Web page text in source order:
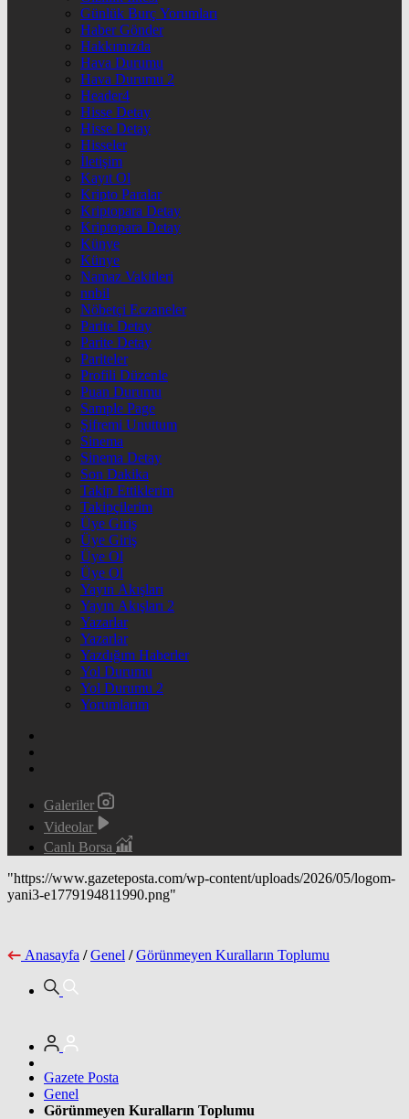
Günlük Burç Yorumları
Haber Gönder
Hakkımızda
Hava Durumu
Hava Durumu 2
Header4
Hisse Detay
Hisse Detay
Hisseler
İletişim
Kayıt Ol
Kripto Paralar
Kriptopara Detay
Kriptopara Detay
Künye
Künye
Namaz Vakitleri
nnbil
Nöbetçi Eczaneler
Parite Detay
Parite Detay
Pariteler
Profili Düzenle
Puan Durumu
Sample Page
Şifremi Unuttum
Sinema
Sinema Detay
Son Dakika
Takip Ettiklerim
Takipçilerim
Üye Giriş
Üye Giriş
Üye Ol
Üye Ol
Yayın Akışları
Yayın Akışları 2
Yazarlar
Yazarlar
Yazdığım Haberler
Yol Durumu
Yol Durumu 2
Yorumlarım
Galeriler
Videolar
Canlı Borsa
"https://www.gazeteposta.com/wp-content/uploads/2026/05/logom-
yani3-e1779194811990.png"
Anasayfa / Genel / Görünmeyen Kuralların Toplumu
Gazete Posta
Genel
Görünmeyen Kuralların Toplumu